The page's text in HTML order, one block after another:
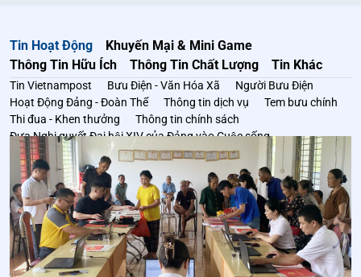
Tin Hoạt Động
Tin Vietnampost Bưu Điện - Văn Hóa Xã
Người Bưu Điện
Hoạt Động Đảng - Đoàn Thể
Thông tin dịch vụ
Tem bưu chính
Thi đua - Khen thưởng
Thông tin chính sách
Đưa Nghị quyết Đại hội XIV của Đảng vào Cuộc sống
hoạt động ngành
Khuyến Mại & Mini Game
Thông Tin Hữu Ích
Thông Tin Chất Lượng Tin Khác